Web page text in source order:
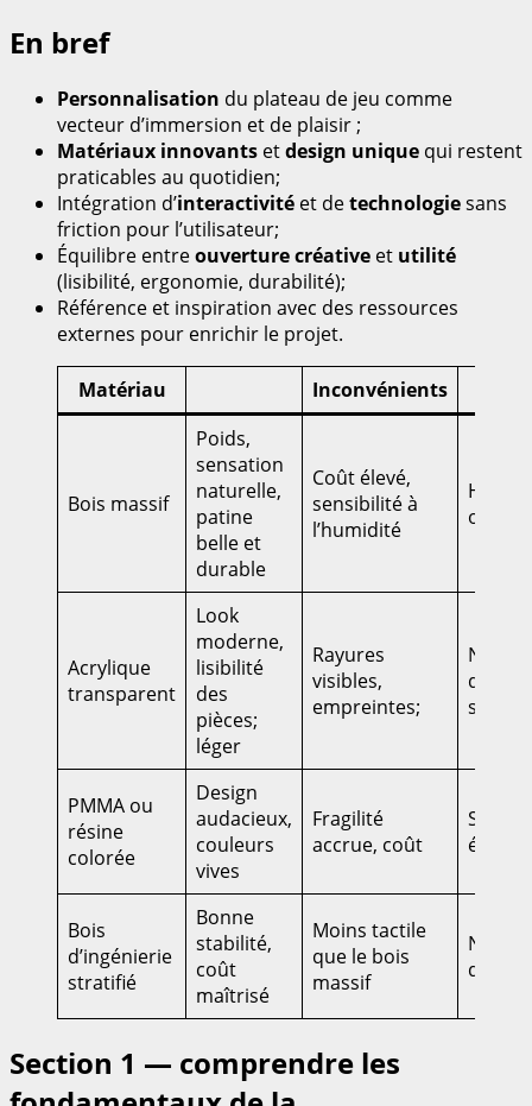
En bref
Personnalisation du plateau de jeu comme
vecteur d’immersion et de plaisir ;
Matériaux innovants etdesign unique qui restent
praticables au quotidien;
Intégration d’interactivité et detechnologiesans
friction pour l’utilisateur;
Équilibre entreouverture créative et utilité
(lisibilité, ergonomie, durabilité);
Référence et inspiration avec des ressources
externes pour enrichir le projet.
Matériau Inconvénients
Bois massif
Poids,
sensation
naturelle,
patine
belle et
durable
Coût élevé,
sensibilité à
l’humidité
Huile
Acrylique
transparent
Look
moderne,
lisibilité
des
pièces;
léger
Rayures
visibles,
empreintes;
doux,
PMMA ou
résine
colorée
Design
audacieux,
couleurs
vives
Fragilité
accrue, coût
Sec et
éviter
Bois
d’ingénierie
stratifié
Bonne
stabilité,
coût
maîtrisé
Moins tactile
que le bois
massif
délicat
Section 1 — comprendre les